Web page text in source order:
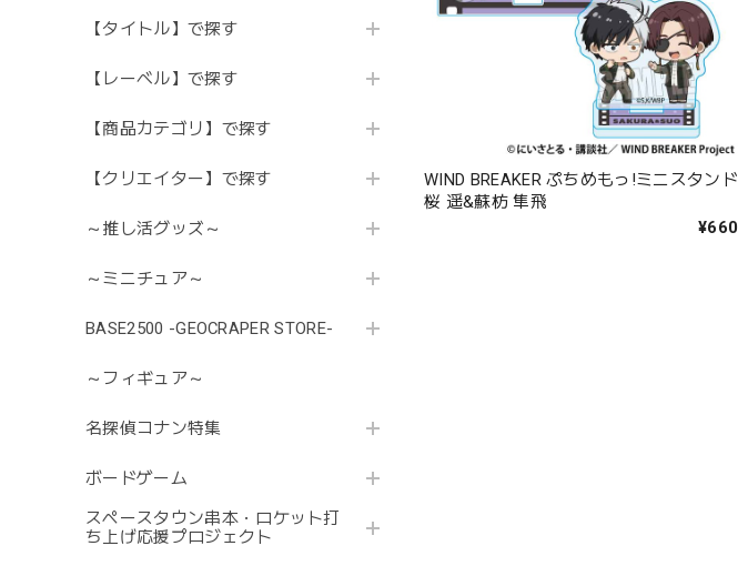
【タイトル】で探す
【レーベル】で探す
【商品カテゴリ】で探す
【クリエイター】で探す
～推し活グッズ～
～ミニチュア～
BASE2500 -GEOCRAPER STORE-
～フィギュア～
名探偵コナン特集
ボードゲーム
スペースタウン串本・ロケット打
ち上げ応援プロジェクト
WIND BREAKER ぷちめもっ!ミニスタンド
桜 遥&蘇枋 隼飛
¥660